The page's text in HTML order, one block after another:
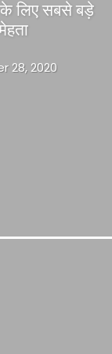
लिए सबसे बड़े
28, 2020